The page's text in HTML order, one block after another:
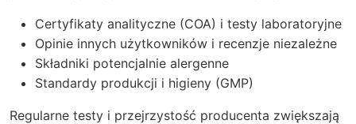
Certyfikaty analityczne (COA) i testy laboratoryjne
Opinie innych użytkowników i recenzje niezależne
Składniki potencjalnie alergenne
Standardy produkcji i higieny (GMP)
Regularne testy i przejrzystość producenta zwiększają